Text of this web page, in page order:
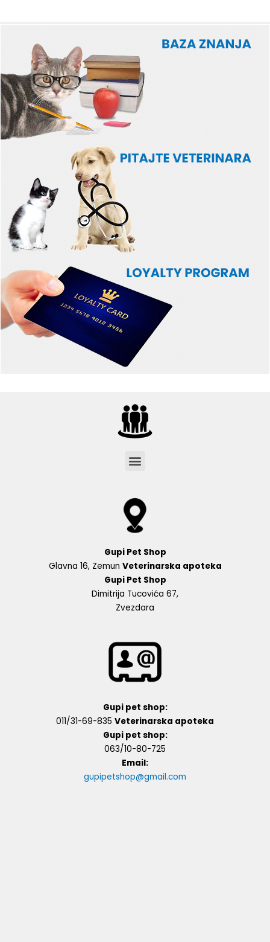
Menu
Gupi Pet Shop
Glavna 16, Zemun Veterinarska apoteka
Gupi Pet Shop
Dimitrija Tucovića 67,
Zvezdara
Gupi pet shop:
011/31-69-835 Veterinarska apoteka
Gupi pet shop:
063/10-80-725
Email:
gupipetshop@gmail.com